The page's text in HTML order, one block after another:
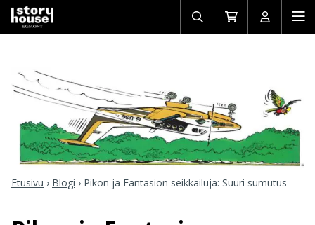
Avaa/sulje
haku
Siirry
ostoskoriin
Avaa/
Etusivu › Blogi › Pikon ja Fantasion seikkailuja: Suuri sumutus